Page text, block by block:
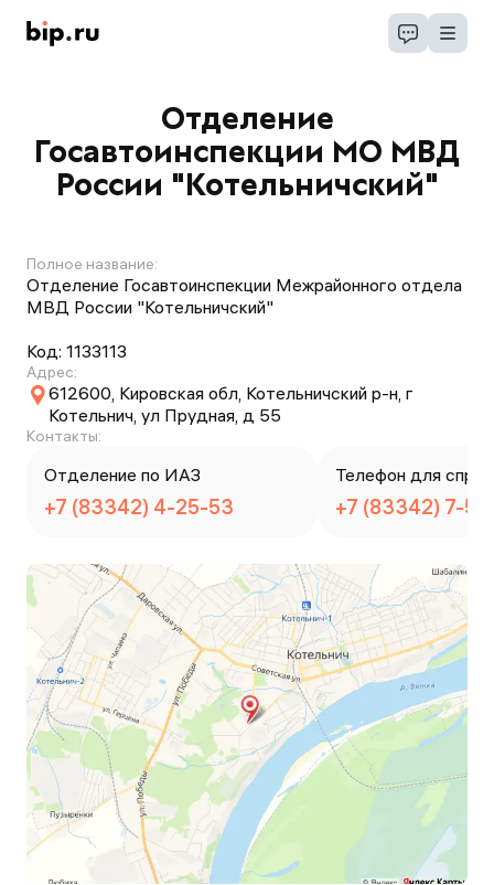
Отделение
Госавтоинспекции МО МВД
России "Котельничский"
Полное название:
Отделение Госавтоинспекции Межрайонного отдела
МВД России "Котельничский"
Код: 1133113
Адрес:
612600, Кировская обл, Котельничский р-н, г
Котельнич, ул Прудная, д 55
Контакты:
Отделение по ИАЗ
+7 (83342) 4-25-53
Телефон для
+7 (83342) 7-